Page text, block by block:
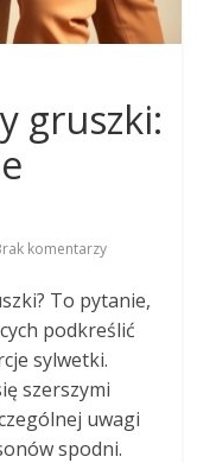
gruszki:
komentarzy
To pytanie,
podkreślić
sylwetki.
szerszymi
uwagi
spodni.